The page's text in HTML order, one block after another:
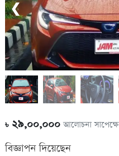
❮
৳২৯,০০,০০০আলোচনা সাপেক্ষে
বিজ্ঞাপন দিয়েছেন